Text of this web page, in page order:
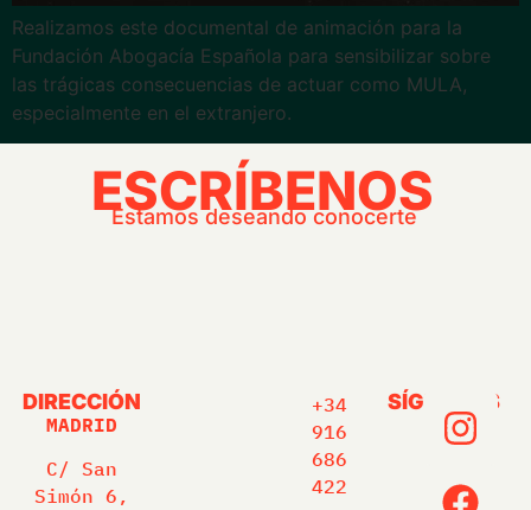
Realizamos este documental de animación para la
Fundación Abogacía Española para sensibilizar sobre
las trágicas consecuencias de actuar como MULA,
especialmente en el extranjero.
ESCRÍBENOS
Estamos deseando conocerte
DIRECCIÓN
MADRID
C/ San
Simón 6,
+34
916
686
422
SÍGUENOS